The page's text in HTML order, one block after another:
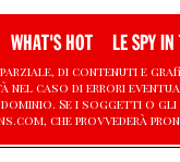
WHAT'S HOT LE SPY IN
di contenuti e
nel caso di errori
dominio. Se i soggetti
che provvederà